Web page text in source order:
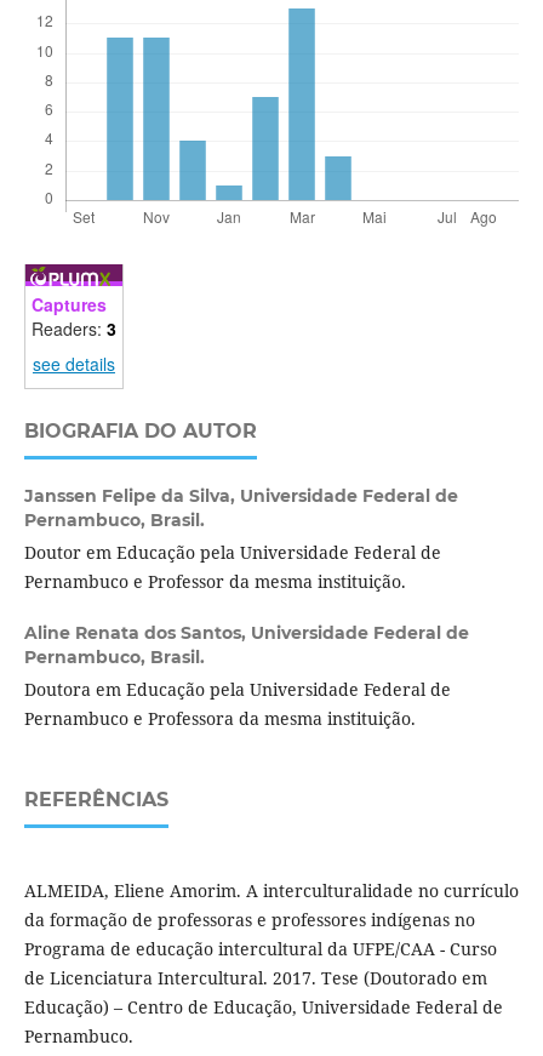
Captures
Readers: 3
see details
BIOGRAFIA DO AUTOR
Janssen Felipe da Silva, Universidade Federal de
Pernambuco, Brasil.
Doutor em Educação pela Universidade Federal de
Pernambuco e Professor da mesma instituição.
Aline Renata dos Santos, Universidade Federal de
Pernambuco, Brasil.
Doutora em Educação pela Universidade Federal de
Pernambuco e Professora da mesma instituição.
REFERÊNCIAS
ALMEIDA, Eliene Amorim. A interculturalidade no currículo
da formação de professoras e professores indígenas no
Programa de educação intercultural da UFPE/CAA - Curso
de Licenciatura Intercultural. 2017. Tese (Doutorado em
Educação) – Centro de Educação, Universidade Federal de
Pernambuco.